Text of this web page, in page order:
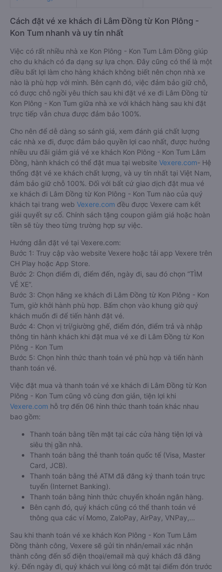
Cách đặt vé xe khách đi Lâm Đồng từ Kon Plông -
Kon Tum nhanh và uy tín nhất
Việc có rất nhiều nhà xe Kon Plông - Kon Tum Lâm Đồng giúp
cho du khách có đa dạng sự lựa chọn. Đây cũng có thể là một
điều bất lợi làm cho hàng khách không biết nên chọn nhà xe
nào là phù hợp với mình. Bên cạnh đó, việc đảm bảo giữ chỗ,
có được chỗ ngồi yêu thích sau khi đặt vé xe đi Lâm Đồng từ
Kon Plông - Kon Tum giữa nhà xe với khách hàng sau khi đặt
trực tiếp vẫn chưa được đảm bảo 100%.
Cho nên để dễ dàng so sánh giá, xem đánh giá chất lượng
các nhà xe đi, được đảm bảo quyền lợi cao nhất, được hưởng
nhiều ưu đãi giảm giá vé xe khách Kon Plông - Kon Tum Lâm
Đồng, hành khách có thể đặt mua tại website Vexere.com- Hệ
thống đặt vé xe khách chất lượng, và uy tín nhất tại Việt Nam,
đảm bảo giữ chỗ 100%. Đối với bất cứ giao dịch đặt mua vé
xe khách đi Lâm Đồng từ Kon Plông - Kon Tum nào của quý
khách tại trang web Vexere.com đều được Vexere cam kết
giải quyết sự cố. Chính sách tặng coupon giảm giá hoặc hoàn
tiền sẽ tùy theo từng trường hợp sự việc.
Hướng dẫn đặt vé tại Vexere.com:
Bước 1: Truy cập vào website Vexere hoặc tải app Vexere trên
CH Play hoặc App Store.
Bước 2: Chọn điểm đi, điểm đến, ngày đi, sau đó chọn “TÌM
VÉ XE”.
Bước 3: Chọn hãng xe khách đi Lâm Đồng từ Kon Plông - Kon
Tum, giờ khởi hành phù hợp. Bấm chọn vào khung giờ quý
khách muốn đi để tiến hành đặt vé.
Bước 4: Chọn vị trí/giường ghế, điểm đón, điểm trả và nhập
thông tin hành khách khi đặt mua vé xe đi Lâm Đồng từ Kon
Plông - Kon Tum
Bước 5: Chọn hình thức thanh toán vé phù hợp và tiến hành
thanh toán vé.
Việc đặt mua và thanh toán vé xe khách đi Lâm Đồng từ Kon
Plông - Kon Tum cũng vô cùng đơn giản, tiện lợi khi
Vexere.com hỗ trợ đến 06 hình thức thanh toán khác nhau
bao gồm:
Thanh toán bằng tiền mặt tại các cửa hàng tiện lợi và
siêu thị gần nhà.
Thanh toán bằng thẻ thanh toán quốc tế (Visa, Master
Card, JCB).
Thanh toán bằng thẻ ATM đã đăng ký thanh toán trực
tuyến (Internet Banking).
Thanh toán bằng hình thức chuyển khoản ngân hàng.
Bên cạnh đó, quý khách cũng có thể thanh toán vé
thông qua các ví Momo, ZaloPay, AirPay, VNPay,…
Sau khi thanh toán vé xe khách Kon Plông - Kon Tum Lâm
Đồng thành công, Vexere sẽ gửi tin nhắn/email xác nhận
thành công đến số điện thoại/email mà quý khách đã đăng
ký. Đến ngày đi, quý khách vui lòng có mặt tại điểm đón trước